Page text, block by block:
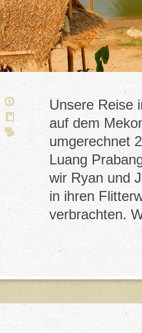
Unsere Reise
auf dem
umgerechnet
Luang
wir Ryan und
in ihren
verbrachten.